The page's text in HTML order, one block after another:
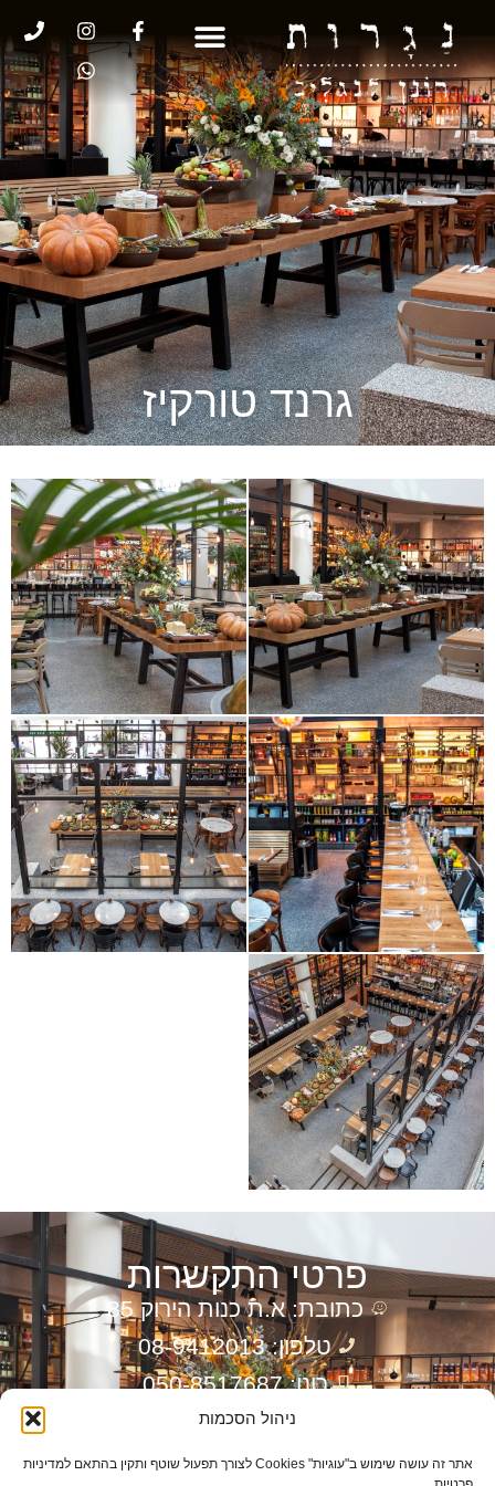
ניהול הסכמות
אתר זה עושה שימוש ב"עוגיות" Cookies לצורך תפעול שוטף ותקין בהתאם למדיניות
גרנד טורקיז
פרטי התקשרות
כתובת: א.ת כנות הירוק 85
טלפון: 08-9412013
רונן: 050-8517687
דוד: 050-7673301
דוא”ל: info@ronenln.co.il